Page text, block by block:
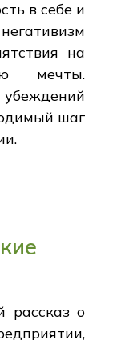
в себе и
на
мечты.
шаг
рассказ о